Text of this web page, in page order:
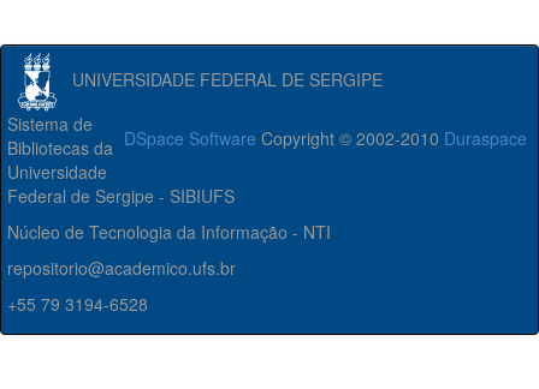
UNIVERSIDADE FEDERAL DE SERGIPE
DSpace Software Copyright © 2002-2010 Duraspace
Sistema de
Bibliotecas da
Universidade
Federal de Sergipe - SIBIUFS
Núcleo de Tecnologia da Informação - NTI
repositorio@academico.ufs.br
+55 79 3194-6528